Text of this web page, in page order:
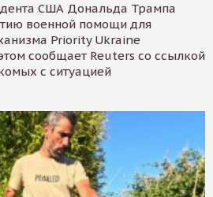
США Дональда Трампа
военной помощи для
Priority Ukraine
сообщает Reuters со ссылкой
с ситуацией